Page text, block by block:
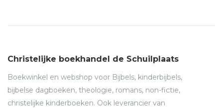
Christelijke boekhandel de Schuilplaats
Boekwinkel en webshop voor Bijbels, kinderbijbels,
bijbelse dagboeken, theologie, romans, non-fictie,
christelijke kinderboeken. Ook leverancier van